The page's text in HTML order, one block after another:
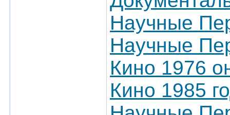
Научные
Научные
Кино 1976
Кино 1985